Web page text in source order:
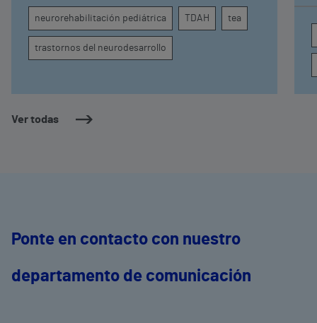
Ver todas
atención, la regulación emocional y la
conducta
neurorehabilitación pediátrica TDAH tea
trastornos del neurodesarrollo
Ponte en contacto con nuestro
departamento de comunicación